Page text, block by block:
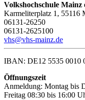
Volkshochschule Mainz
Karmeliterplatz 1, 55116
06131-26250
06131-2625100
vhs@vhs-mainz.de
IBAN: DE12 5535 0010
Öffnungszeit
Anmeldung: Montag bis
Freitag 08:30 bis 16:00